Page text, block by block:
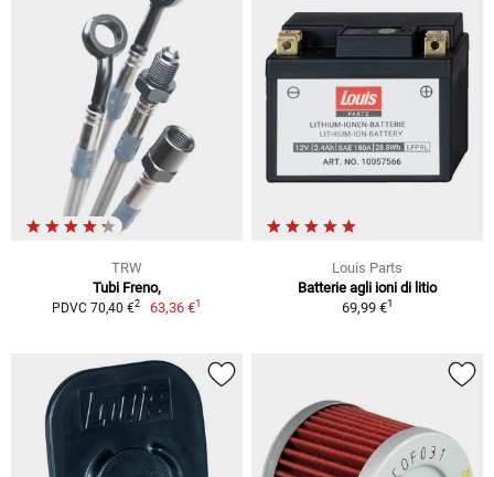
TRW
Tubi Freno,
PDVC 70,40 €2 63,36 €1
Louis Parts
Batterie agli ioni di litio
69,99 €1